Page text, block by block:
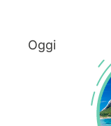
Oggi